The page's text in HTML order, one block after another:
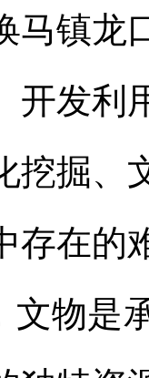
马镇龙
开发利
挖掘、
存在的
文物是